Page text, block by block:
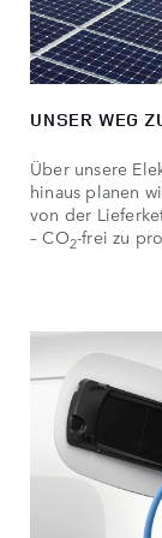
UNSER WEG
Über unsere
hinaus planen
von der
– CO2-frei zu